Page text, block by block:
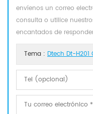
envíenos un correo
consulta o utilice
encantados de
Tema : Dtech Dt-